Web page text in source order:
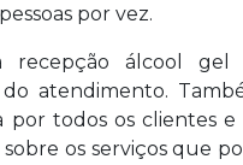
por vez.
recepção álcool gel
atendimento.
por todos os clientes e
os serviços que